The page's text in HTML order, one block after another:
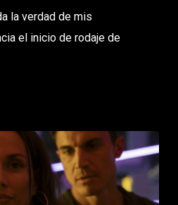
la verdad de mis
el inicio de rodaje de